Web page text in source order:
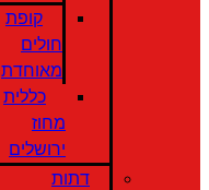
קופת
חולים
מאוחדת
כללית
מחוז
ירושלים
דתות